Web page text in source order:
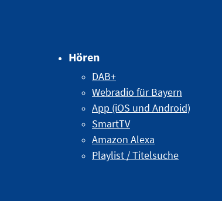
Hören
DAB+
Webradio für Bayern
App (iOS und Android)
SmartTV
Amazon Alexa
Playlist / Titelsuche